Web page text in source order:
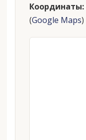
Координаты:
(Google Maps)